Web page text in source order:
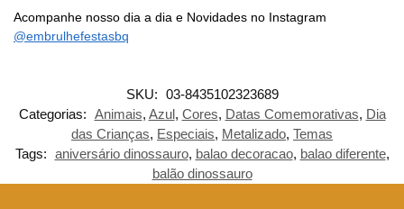
Acompanhe nosso dia a dia e Novidades no Instagram
@embrulhefestasbq
SKU: 03-8435102323689
Categorias: Animais, Azul, Cores, Datas Comemorativas, Dia
das Crianças, Especiais, Metalizado, Temas
Tags: aniversário dinossauro, balao decoracao, balao diferente,
balão dinossauro